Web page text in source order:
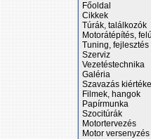
Főoldal
Cikkek
Túrák, találkozók
Motorátépítés,
Tuning, fejlesztés
Szerviz
Vezetéstechnika
Galéria
Szavazás
Filmek, hangok
Papírmunka
Szocitúrák
Motortervezés
Motor versenyzés